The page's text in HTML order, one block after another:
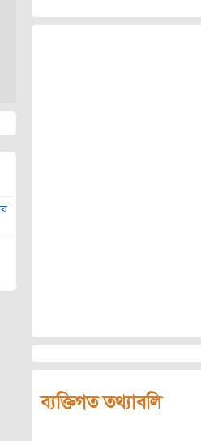
ব্যক্তিগত তথ্যাবলি